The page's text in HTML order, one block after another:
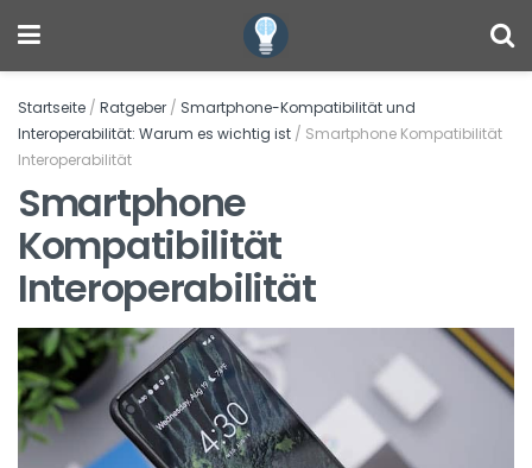
Startseite / Ratgeber / Smartphone-Kompatibilität und
Interoperabilität: Warum es wichtig ist / Smartphone Kompatibilität
Interoperabilität
Smartphone
Kompatibilität
Interoperabilität